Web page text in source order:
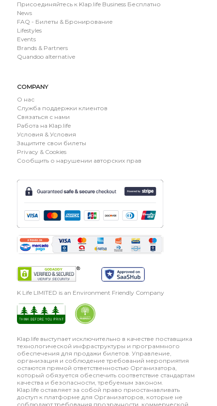
Присоединяйтесь к Klap.life Business Бесплатно
News
FAQ - Билеты & Бронирование
Lifestyles
Events
Brands & Partners
Quandoo alternative
COMPANY
О нас
Служба поддержки клиентов
Связаться с нами
Работа на Klap.life
Условия & Условия
Защитите свои билеты
Privacy & Cookies
Сообщить о нарушении авторских прав
K Life LIMITED is an Environment Friendly Company
Klap.life выступает исключительно в качестве поставщика
технологической инфраструктуры и программного
обеспечения для продажи билетов. Управление,
организация и соблюдение требований мероприятия
остаются прямой ответственностью Организатора,
который обязуется обеспечить соответствие стандартам
качества и безопасности, требуемым законом.
Klap.life оставляет за собой право приостанавливать
доступ к платформе для Организаторов, которые не
соблюдают требования прозрачности, коммерческой